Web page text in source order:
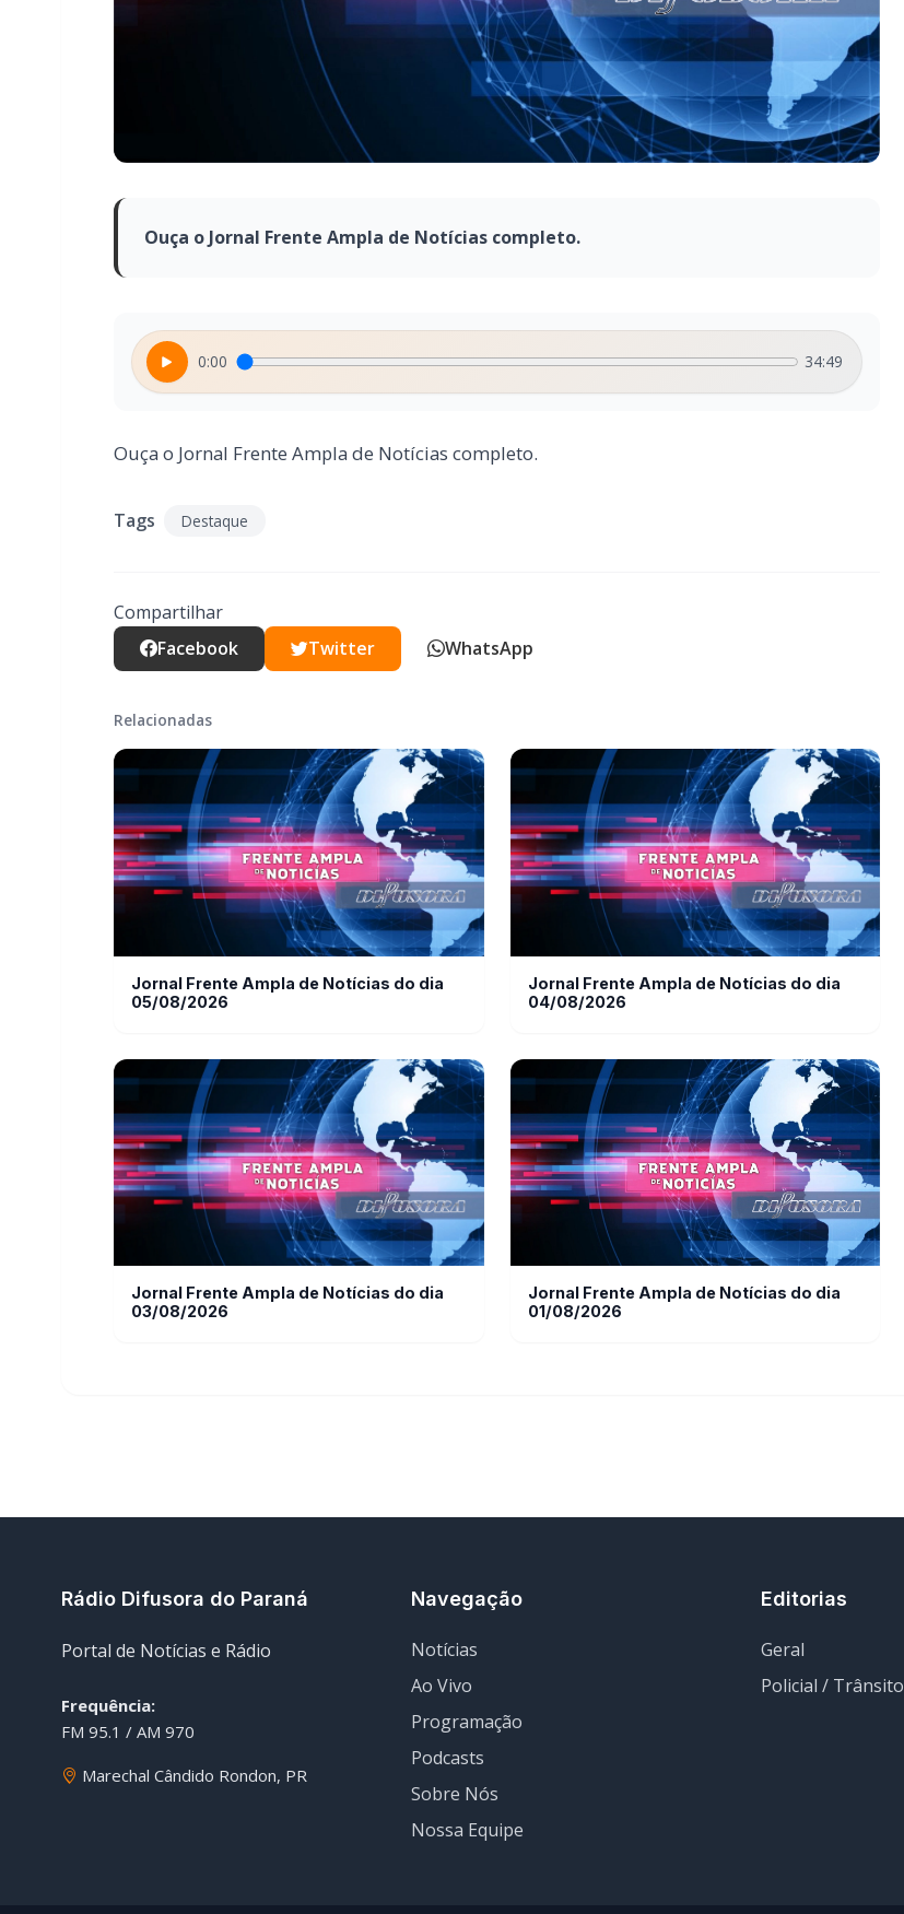
Ouça o Jornal Frente Ampla de Notícias completo.
0:00 34:49
Ouça o Jornal Frente Ampla de Notícias completo.
Tags Destaque
Compartilhar
Facebook
Twitter WhatsApp
Relacionadas
Jornal Frente Ampla de Notícias do dia
05/08/2026
Jornal Frente Ampla de Notícias do dia
04/08/2026
Jornal Frente Ampla de Notícias do dia
03/08/2026
Jornal Frente Ampla de Notícias do dia
01/08/2026
Rádio Difusora do Paraná
Portal de Notícias e Rádio
Frequência:
FM 95.1 / AM 970
Marechal Cândido Rondon, PR
Navegação
Notícias
Ao Vivo
Programação
Podcasts
Sobre Nós
Nossa Equipe
Editorias
Geral
Policial / Trânsito